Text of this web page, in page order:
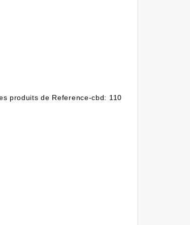
produits de Reference-cbd: 110